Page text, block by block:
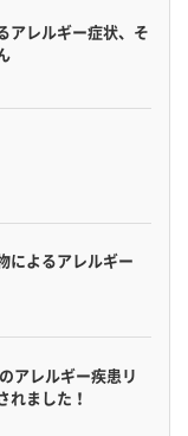
アレルギー症状、そ
によるアレルギー
アレルギー疾患リ
れました！